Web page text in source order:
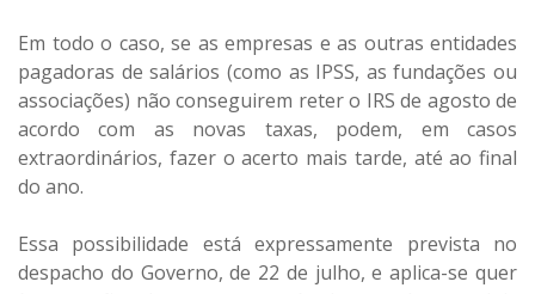
Em todo o caso, se as empresas e as outras entidades
pagadoras de salários (como as IPSS, as fundações ou
associações) não conseguirem reter o IRS de agosto de
acordo com as novas taxas, podem, em casos
extraordinários, fazer o acerto mais tarde, até ao final
do ano.
Essa possibilidade está expressamente prevista no
despacho do Governo, de 22 de julho, e aplica-se quer